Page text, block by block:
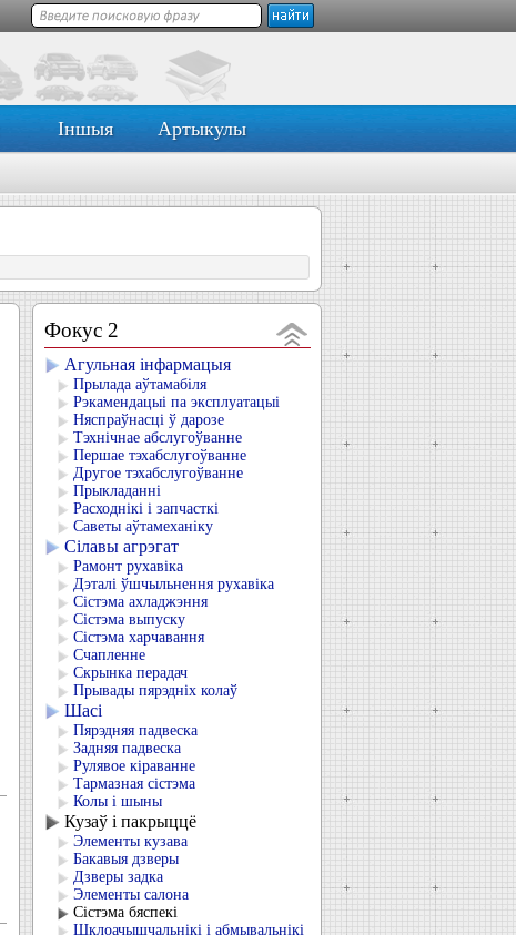
Іншыя Артыкулы
Фокус 2
Агульная інфармацыя
Прылада аўтамабіля
Рэкамендацыі па эксплуатацыі
Няспраўнасці ў дарозе
Тэхнічнае абслугоўванне
Першае тэхабслугоўванне
Другое тэхабслугоўванне
Прыкладанні
Расходнікі і запчасткі
Саветы аўтамеханіку
Сілавы агрэгат
Рамонт рухавіка
Дэталі ўшчыльнення рухавіка
Сістэма ахладжэння
Сістэма выпуску
Сістэма харчавання
Счапленне
Скрынка перадач
Прывады пярэдніх колаў
Шасі
Пярэдняя падвеска
Задняя падвеска
Рулявое кіраванне
Тармазная сістэма
Колы і шыны
Кузаў і пакрыццё
Элементы кузава
Бакавыя дзверы
Дзверы задка
Элементы салона
Сістэма бяспекі
Шклоачышчальнікі і абмывальнікі